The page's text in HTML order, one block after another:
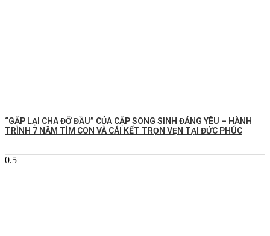
️“GẶP LẠI CHA ĐỠ ĐẦU” CỦA CẶP SONG SINH ĐÁNG YÊU – HÀNH
TRÌNH 7 NĂM TÌM CON VÀ CÁI KẾT TRỌN VẸN TẠI ĐỨC PHÚC